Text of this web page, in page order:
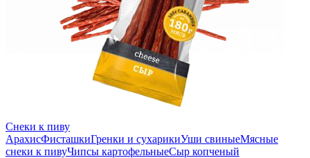
Снеки к пиву
АрахисФисташкиГренки и сухарикиУши свиныеМясные
снеки к пивуЧипсы картофельныеСыр копченый